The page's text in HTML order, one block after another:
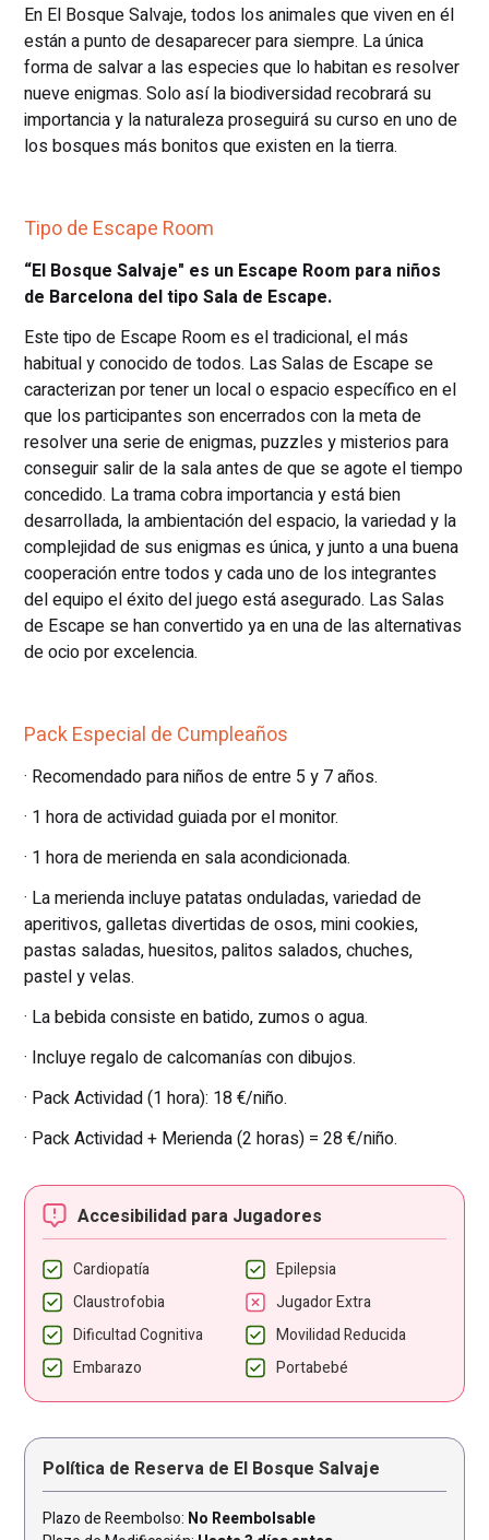
En El Bosque Salvaje, todos los animales que viven en él
están a punto de desaparecer para siempre. La única
forma de salvar a las especies que lo habitan es resolver
nueve enigmas. Solo así la biodiversidad recobrará su
importancia y la naturaleza proseguirá su curso en uno de
los bosques más bonitos que existen en la tierra.
Tipo de Escape Room
“El Bosque Salvaje" es un Escape Room para niños
de Barcelona del tipo Sala de Escape.
Este tipo de Escape Room es el tradicional, el más
habitual y conocido de todos. Las Salas de Escape se
caracterizan por tener un local o espacio específico en el
que los participantes son encerrados con la meta de
resolver una serie de enigmas, puzzles y misterios para
conseguir salir de la sala antes de que se agote el tiempo
concedido. La trama cobra importancia y está bien
desarrollada, la ambientación del espacio, la variedad y la
complejidad de sus enigmas es única, y junto a una buena
cooperación entre todos y cada uno de los integrantes
del equipo el éxito del juego está asegurado. Las Salas
de Escape se han convertido ya en una de las alternativas
de ocio por excelencia.
Pack Especial de Cumpleaños
· Recomendado para niños de entre 5 y 7 años.
· 1 hora de actividad guiada por el monitor.
· 1 hora de merienda en sala acondicionada.
· La merienda incluye patatas onduladas, variedad de
aperitivos, galletas divertidas de osos, mini cookies,
pastas saladas, huesitos, palitos salados, chuches,
pastel y velas.
· La bebida consiste en batido, zumos o agua.
· Incluye regalo de calcomanías con dibujos.
· Pack Actividad (1 hora): 18 €/niño.
· Pack Actividad + Merienda (2 horas) = 28 €/niño.
Accesibilidad para Jugadores
Cardiopatía
Epilepsia
Claustrofobia
Jugador Extra
Dificultad Cognitiva
Movilidad Reducida
Embarazo
Portabebé
Política de Reserva de El Bosque Salvaje
Plazo de Reembolso: No Reembolsable